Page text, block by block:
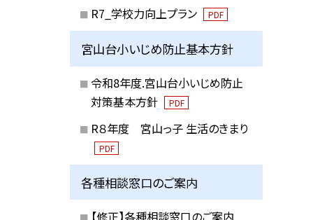
R7_学校力向上プラン PDF
宮山台小いじめ防止基本方針
令和8年度.宮山台小いじめ防止
対策基本方針
PDF
R８年度 宮山っ子 生活のきまり
PDF
各種相談窓口のご案内
【修正】各種相談窓口のご案内